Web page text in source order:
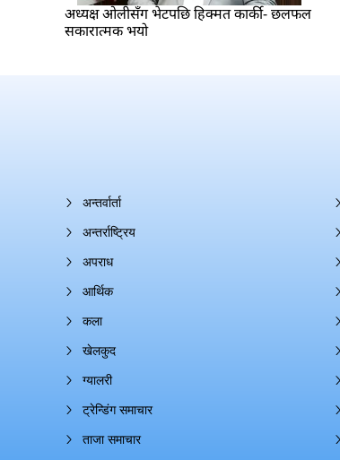
अध्यक्ष ओलीसँग भेटपछि हिक्मत कार्की- छलफल
सकारात्मक भयो
अन्तर्वार्ता
अन्तर्राष्ट्रिय
अपराध
आर्थिक
कला
खेलकुद
ग्यालरी
ट्रेन्डिंग समाचार
ताजा समाचार